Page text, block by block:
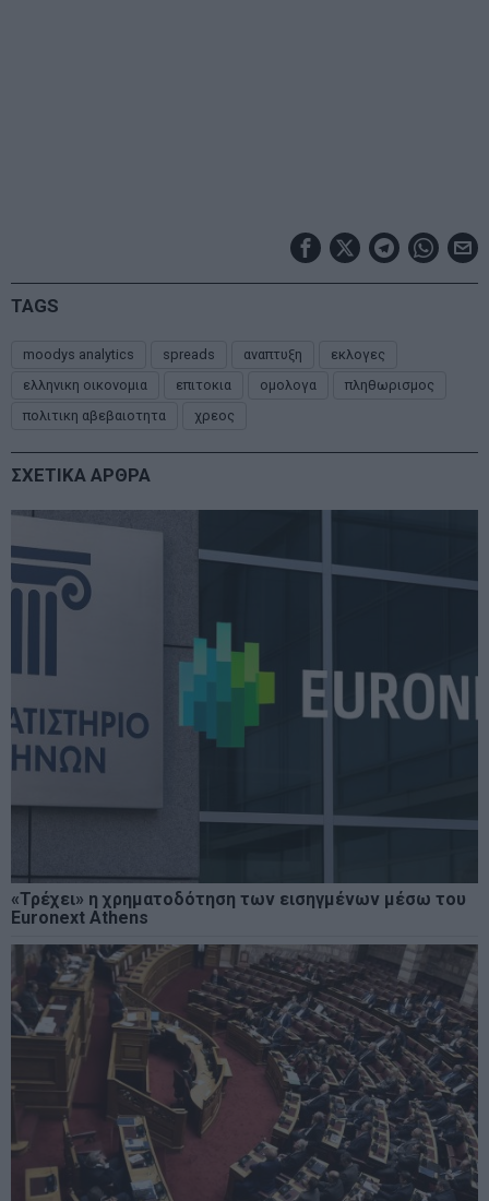
TAGS
moodys analytics spreads αναπτυξη
εκλογες
ελληνικη οικονομια
επιτοκια ομολογα
πληθωρισμος
πολιτικη αβεβαιοτητα
χρεος
ΣΧΕΤΙΚΑ ΑΡΘΡΑ
«Τρέχει» η χρηματοδότηση των εισηγμένων μέσω του
Euronext Athens